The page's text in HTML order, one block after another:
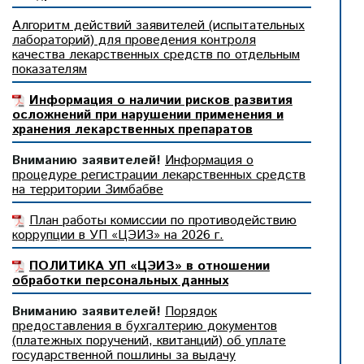
Алгоритм действий заявителей (испытательных
лабораторий) для проведения контроля
качества лекарственных средств по отдельным
показателям
Информация о наличии рисков развития
осложнений при нарушении применения и
хранения лекарственных препаратов
Вниманию заявителей! Информация о
процедуре регистрации лекарственных средств
на территории Зимбабве
План работы комиссии по противодействию
коррупции в УП «ЦЭИЗ» на 2026 г.
ПОЛИТИКА УП «ЦЭИЗ» в отношении
обработки персональных данных
Вниманию заявителей! Порядок
предоставления в бухгалтерию документов
(платежных поручений, квитанций) об уплате
государственной пошлины за выдачу